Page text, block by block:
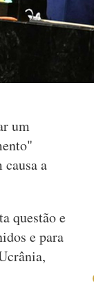
um
a
questão e
e para